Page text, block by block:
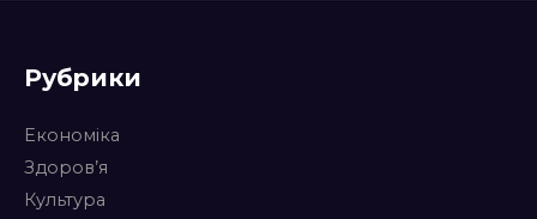
Рубрики
Економіка
Здоров’я
Культура